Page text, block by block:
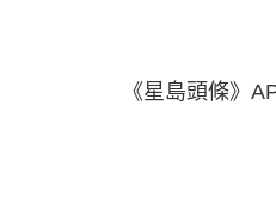
《星島頭條》